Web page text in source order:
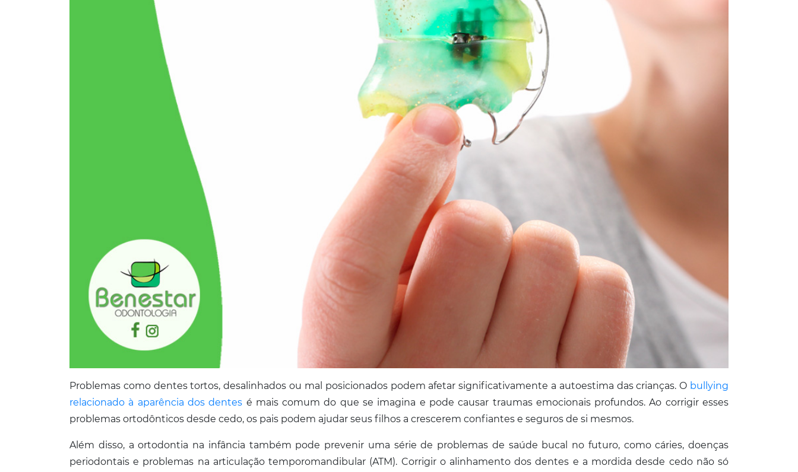
Problemas como dentes tortos, desalinhados ou mal posicionados podem afetar significativamente a autoestima das crianças. O bullying
relacionado à aparência dos dentes é mais comum do que se imagina e pode causar traumas emocionais profundos. Ao corrigir esses
problemas ortodônticos desde cedo, os pais podem ajudar seus filhos a crescerem confiantes e seguros de si mesmos.
Além disso, a ortodontia na infância também pode prevenir uma série de problemas de saúde bucal no futuro, como cáries, doenças
periodontais e problemas na articulação temporomandibular (ATM). Corrigir o alinhamento dos dentes e a mordida desde cedo não só